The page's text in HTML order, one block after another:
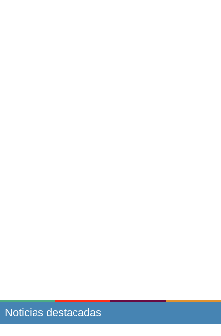
Noticias destacadas